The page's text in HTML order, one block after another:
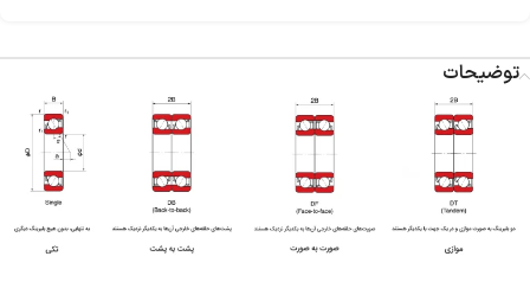
توضیحات